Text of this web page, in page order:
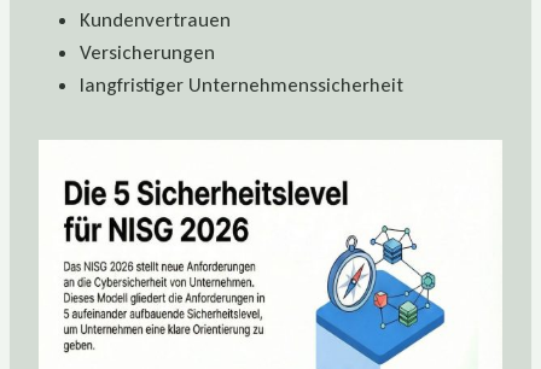
Kundenvertrauen
Versicherungen
langfristiger Unternehmenssicherheit